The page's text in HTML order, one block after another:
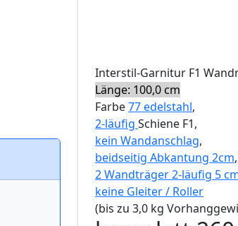
Interstil-Garnitur F1
Länge: 100,0 cm
Farbe77 edelstahl,
2-läufig Schiene F1,
kein Wandanschlag,
beidseitig Abkantung 2cm,
2 Wandträger 2-läufig 5
keine Gleiter / Roller
(bis zu 3,0 kg